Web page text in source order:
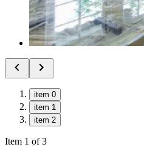
item 0
item 1
item 2
Item 1 of 3